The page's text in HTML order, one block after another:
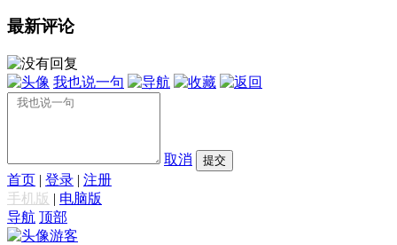
最新评论
我也说一句
取消 提交
首页 | 登录 | 注册
手机版 | 电脑版
导航 顶部
游客